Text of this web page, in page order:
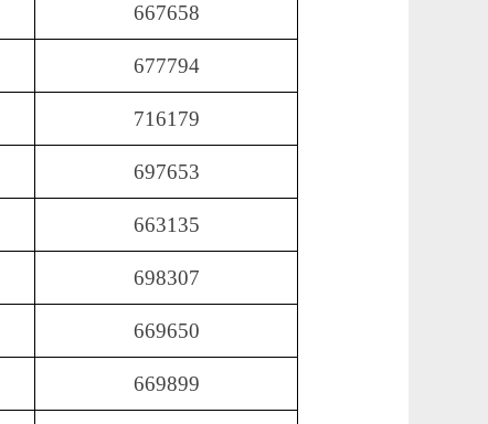
667658
677794
716179
697653
663135
698307
669650
669899